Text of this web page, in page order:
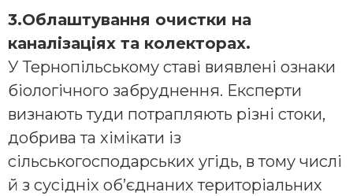
3.Облаштування очистки на
каналізаціях та колекторах.
У Тернопільському ставі виявлені ознаки
біологічного забруднення. Експерти
визнають туди потрапляють різні стоки,
добрива та хімікати із
сільськогосподарських угідь, в тому числі
й з сусідніх об’єднаних територіальних